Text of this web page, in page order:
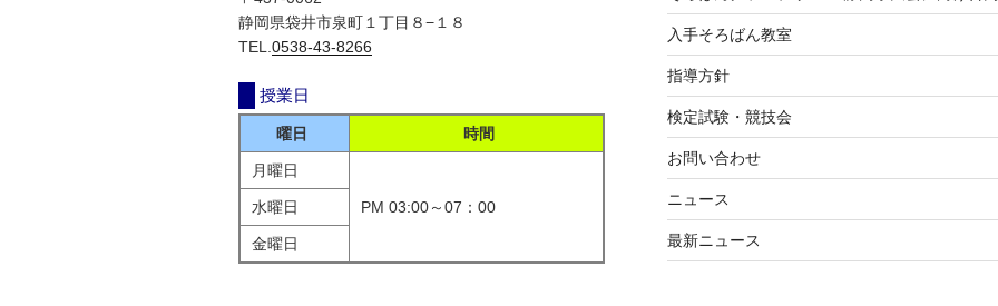
静岡県袋井市泉町１丁目８−１８
TEL. 0538-43-8266
授業日
曜日 時間
月曜日
PM 03:00～07：00
水曜日
金曜日
入手そろばん教室
指導方針
検定試験・競技会
お問い合わせ
ニュース
最新ニュース